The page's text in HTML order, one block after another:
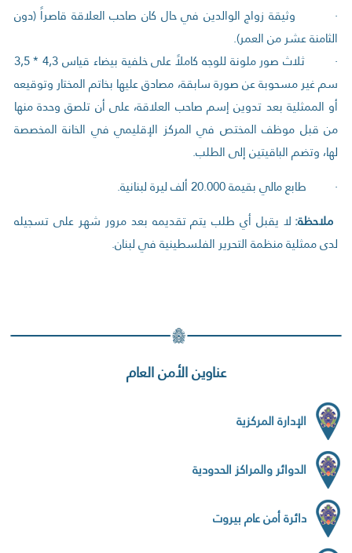
· وثيقة زواج الوالدين في حال كان صاحب العلاقة قاصراً (دون
الثامنة عشر من العمر).
· ثلاث صور ملونة للوجه كاملاً على خلفية بيضاء قياس 4,3 * 3,5
سم غير مسحوبة عن صورة سابقة، مصادق عليها بخاتم المختار وتوقيعه
أو الممثلية بعد تدوين إسم صاحب العلاقة، على أن تلصق وحدة منها
من قبل موظف المختص في المركز الإقليمي في الخانة المخصصة
لها، وتضم الباقيتين إلى الطلب.
· طابع مالي بقيمة 20.000 ألف ليرة لبنانية.
ملاحظة: لا يقبل أي طلب يتم تقديمه بعد مرور شهر على تسجيله
لدى ممثلية منظمة التحرير الفلسطينية في لبنان.
عناوين الأمن العام
الإدارة المركزية
الدوائر والمراكز الحدودية
دائرة أمن عام بيروت